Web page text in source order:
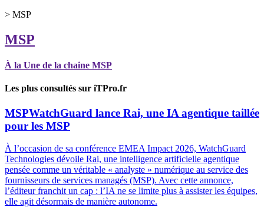
> MSP
MSP
À la Une de la chaine MSP
Les plus consultés sur iTPro.fr
MSPWatchGuard lance Rai, une IA agentique taillée
pour les MSP
À l’occasion de sa conférence EMEA Impact 2026, WatchGuard
Technologies dévoile Rai, une intelligence artificielle agentique
pensée comme un véritable « analyste » numérique au service des
fournisseurs de services managés (MSP). Avec cette annonce,
l’éditeur franchit un cap : l’IA ne se limite plus à assister les équipes,
elle agit désormais de manière autonome.